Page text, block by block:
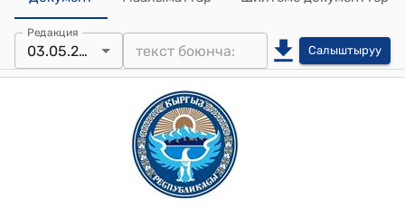
Редакция
03.05.2019 Салыштыруу